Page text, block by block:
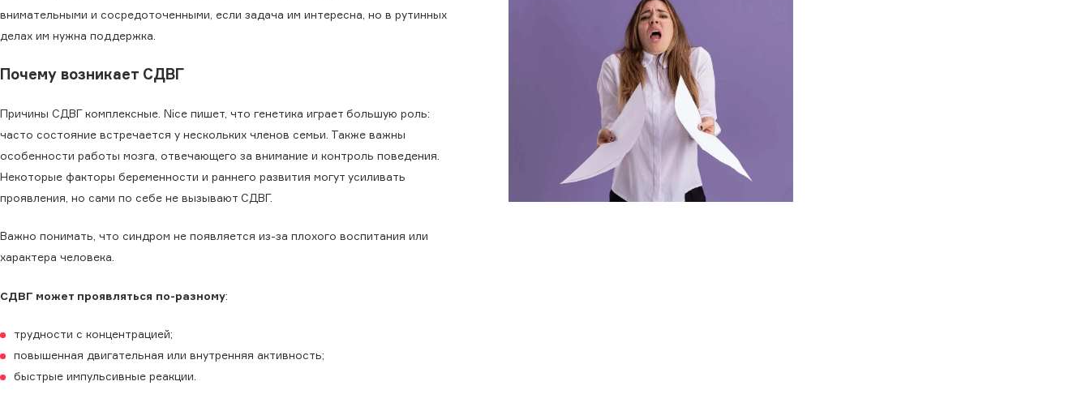
внимательными и сосредоточенными, если задача им интересна, но в рутинных
делах им нужна поддержка.
Почему возникает СДВГ
Причины СДВГ комплексные. Nice пишет, что генетика играет большую роль:
часто состояние встречается у нескольких членов семьи. Также важны
особенности работы мозга, отвечающего за внимание и контроль поведения.
Некоторые факторы беременности и раннего развития могут усиливать
проявления, но сами по себе не вызывают СДВГ.
Важно понимать, что синдром не появляется из-за плохого воспитания или
характера человека.
СДВГ может проявляться по-разному:
трудности с концентрацией;
повышенная двигательная или внутренняя активность;
быстрые импульсивные реакции.